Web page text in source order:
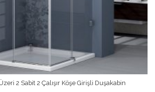
2 Sabit 2 Çalışır Köşe Girişli Duşakabin
Devamını Oku